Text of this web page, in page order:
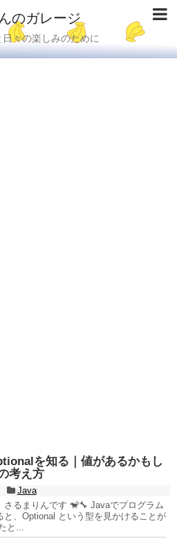
のガレージ
日々の楽しみのために
を知る｜値があるかもし
考え方
Java
さるまりんです 🐒🔧 Javaでプログラム
と、Optional という型を見かけることが
と...